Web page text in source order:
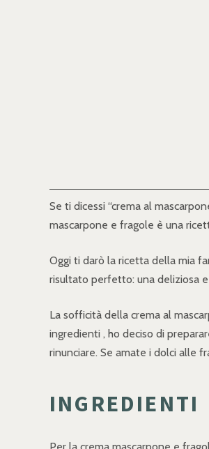
Se ti dicessi “crema al
mascarpone e fragole è una
Oggi ti darò la ricetta della mia
risultato perfetto: una deliziosa
La sofficità della crema al
ingredienti , ho deciso di
rinunciare. Se amate i dolci alle
INGREDIENTI